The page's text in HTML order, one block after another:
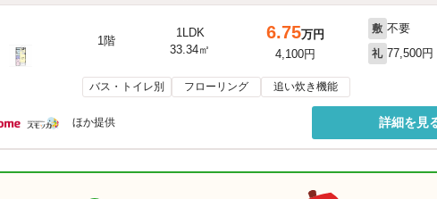
1階
1LDK
33.34㎡
6.75万円
4,100円
敷 不要
礼 77,500円
バス・トイレ別 フローリング 追い炊き機能
ほか提供 詳細を見